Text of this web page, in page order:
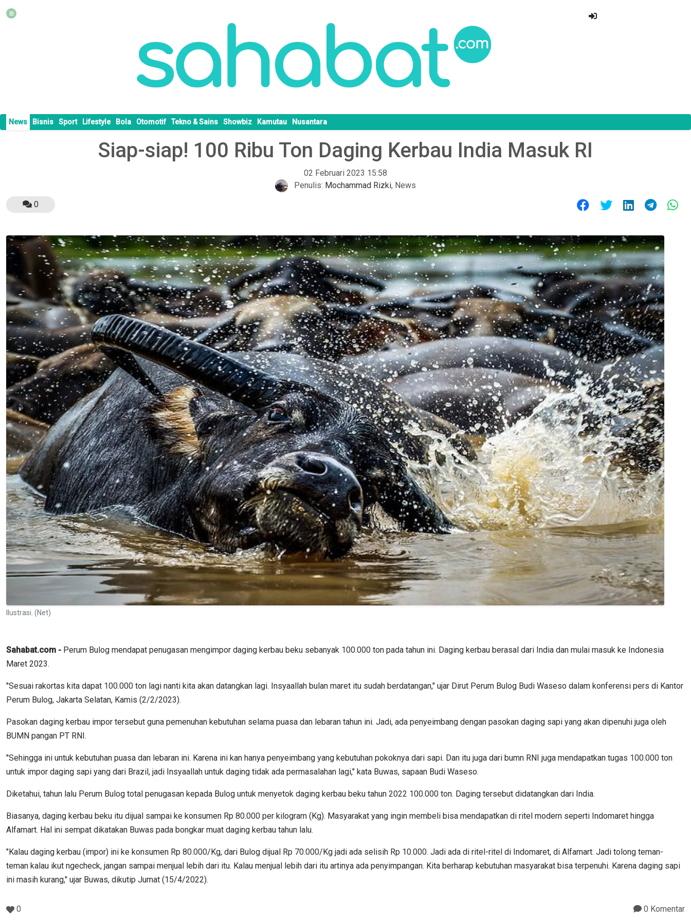
News Bisnis Sport Lifestyle Bola Otomotif Tekno & Sains Showbiz Kamutau Nusantara
Siap-siap! 100 Ribu Ton Daging Kerbau India Masuk RI
02 Februari 2023 15:58
Penulis: Mochammad Rizki, News
0
Ilustrasi. (Net)
Sahabat.com - Perum Bulog mendapat penugasan mengimpor daging kerbau beku sebanyak 100.000 ton pada tahun ini. Daging kerbau berasal dari India dan mulai masuk ke Indonesia
Maret 2023.
"Sesuai rakortas kita dapat 100.000 ton lagi nanti kita akan datangkan lagi. Insyaallah bulan maret itu sudah berdatangan," ujar Dirut Perum Bulog Budi Waseso dalam konferensi pers di Kantor
Perum Bulog, Jakarta Selatan, Kamis (2/2/2023).
Pasokan daging kerbau impor tersebut guna pemenuhan kebutuhan selama puasa dan lebaran tahun ini. Jadi, ada penyeimbang dengan pasokan daging sapi yang akan dipenuhi juga oleh
BUMN pangan PT RNI.
"Sehingga ini untuk kebutuhan puasa dan lebaran ini. Karena ini kan hanya penyeimbang yang kebutuhan pokoknya dari sapi. Dan itu juga dari bumn RNI juga mendapatkan tugas 100.000 ton
untuk impor daging sapi yang dari Brazil, jadi Insyaallah untuk daging tidak ada permasalahan lagi," kata Buwas, sapaan Budi Waseso.
Diketahui, tahun lalu Perum Bulog total penugasan kepada Bulog untuk menyetok daging kerbau beku tahun 2022 100.000 ton. Daging tersebut didatangkan dari India.
Biasanya, daging kerbau beku itu dijual sampai ke konsumen Rp 80.000 per kilogram (Kg). Masyarakat yang ingin membeli bisa mendapatkan di ritel modern seperti Indomaret hingga
Alfamart. Hal ini sempat dikatakan Buwas pada bongkar muat daging kerbau tahun lalu.
"Kalau daging kerbau (impor) ini ke konsumen Rp 80.000/Kg, dari Bulog dijual Rp 70.000/Kg jadi ada selisih Rp 10.000. Jadi ada di ritel-ritel di Indomaret, di Alfamart. Jadi tolong teman-
teman kalau ikut ngecheck, jangan sampai menjual lebih dari itu. Kalau menjual lebih dari itu artinya ada penyimpangan. Kita berharap kebutuhan masyarakat bisa terpenuhi. Karena daging sapi
ini masih kurang," ujar Buwas, dikutip Jumat (15/4/2022).
0 0 Komentar